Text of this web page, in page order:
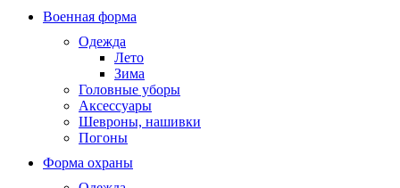
Военная форма
Одежда
Лето
Зима
Головные уборы
Аксессуары
Шевроны, нашивки
Погоны
Форма охраны